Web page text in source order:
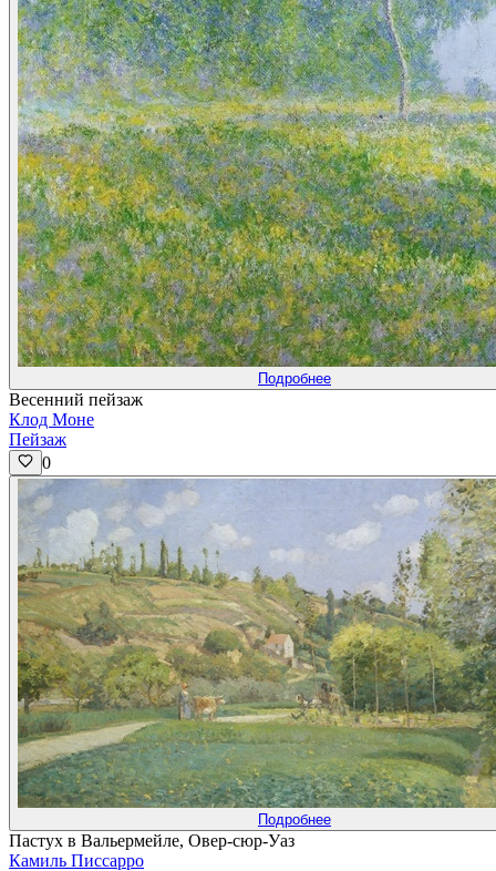
Подробнее
Весенний пейзаж
Клод Моне
Пейзаж
0
Подробнее
Пастух в Вальермейле, Овер-сюр-Уаз
Камиль Писсарро